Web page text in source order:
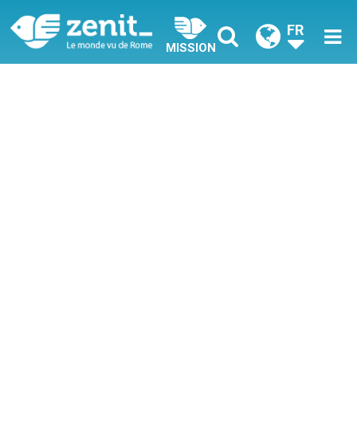
MISSION
FR